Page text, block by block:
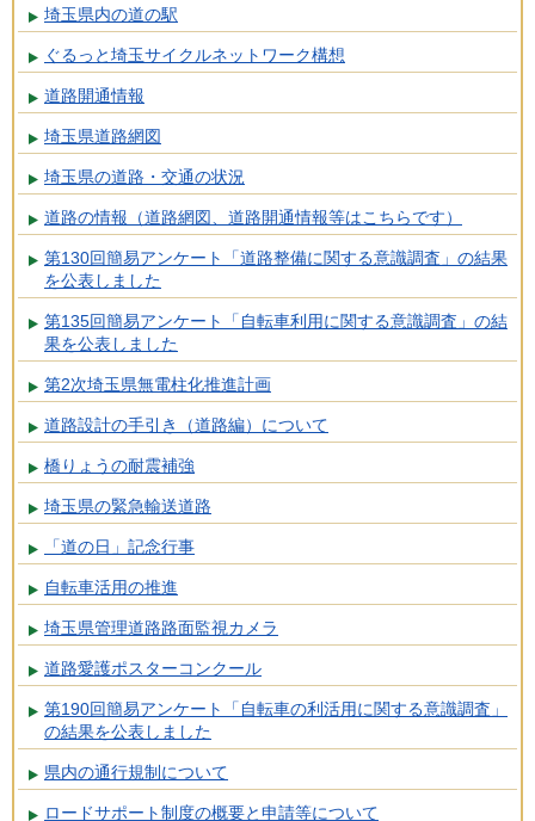
埼玉県内の道の駅
ぐるっと埼玉サイクルネットワーク構想
道路開通情報
埼玉県道路網図
埼玉県の道路・交通の状況
道路の情報（道路網図、道路開通情報等はこちらです）
第130回簡易アンケート「道路整備に関する意識調査」の結果
を公表しました
第135回簡易アンケート「自転車利用に関する意識調査」の結
果を公表しました
第2次埼玉県無電柱化推進計画
道路設計の手引き（道路編）について
橋りょうの耐震補強
埼玉県の緊急輸送道路
「道の日」記念行事
自転車活用の推進
埼玉県管理道路路面監視カメラ
道路愛護ポスターコンクール
第190回簡易アンケート「自転車の利活用に関する意識調査」
の結果を公表しました
県内の通行規制について
ロードサポート制度の概要と申請等について